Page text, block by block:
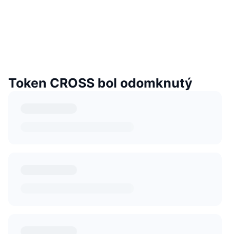
Token CROSS bol odomknutý